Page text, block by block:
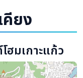
คียง
ฮมเกาะแก้ว